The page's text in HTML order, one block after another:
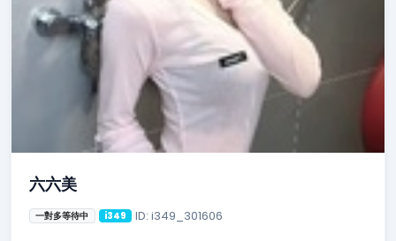
六六美
一對多等待中 i349 ID: i349_301606